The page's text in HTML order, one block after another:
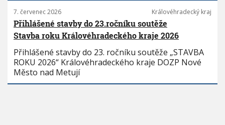
7. červenec 2026 Královéhradecký kraj
Přihlášené stavby do 23.ročníku soutěže
Stavba roku Královéhradeckého kraje 2026
Přihlášené stavby do 23. ročníku soutěže „STAVBA
ROKU 2026“ Královéhradeckého kraje DOZP Nové
Město nad Metují